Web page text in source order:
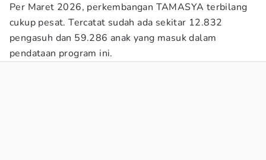
Per Maret 2026, perkembangan TAMASYA terbilang
cukup pesat. Tercatat sudah ada sekitar 12.832
pengasuh dan 59.286 anak yang masuk dalam
pendataan program ini.